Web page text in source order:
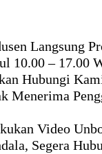
Langsung
10.00 –
Hubungi
Menerima
Video
Segera